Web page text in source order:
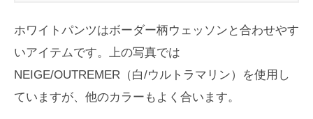
ホワイトパンツはボーダー柄ウェッソンと合わせやす
いアイテムです。上の写真では
NEIGE/OUTREMER（白/ウルトラマリン）を使用し
ていますが、他のカラーもよく合います。